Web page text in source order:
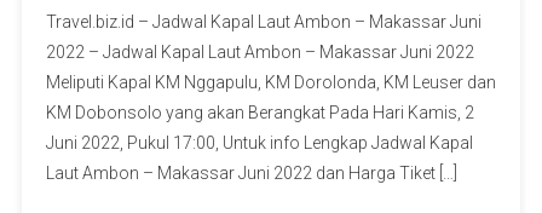
Travel.biz.id – Jadwal Kapal Laut Ambon – Makassar Juni
2022 – Jadwal Kapal Laut Ambon – Makassar Juni 2022
Meliputi Kapal KM Nggapulu, KM Dorolonda, KM Leuser dan
KM Dobonsolo yang akan Berangkat Pada Hari Kamis, 2
Juni 2022, Pukul 17:00, Untuk info Lengkap Jadwal Kapal
Laut Ambon – Makassar Juni 2022 dan Harga Tiket […]